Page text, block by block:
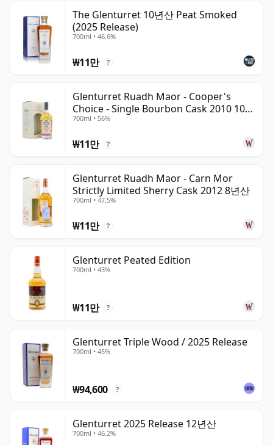
The Glenturret 10년산 Peat Smoked
(2025 Release)
700ml • 46.6%
₩11만 ?
Glenturret Ruadh Maor - Cooper's
Choice - Single Bourbon Cask 2010 10년
산
700ml • 56%
₩11만 ?
Glenturret Ruadh Maor - Carn Mor
Strictly Limited Sherry Cask 2012 8년산
700ml • 47.5%
₩11만 ?
Glenturret Peated Edition
700ml • 43%
₩11만 ?
Glenturret Triple Wood / 2025 Release
700ml • 45%
₩94,600 ?
Glenturret 2025 Release 12년산
700ml • 46.2%